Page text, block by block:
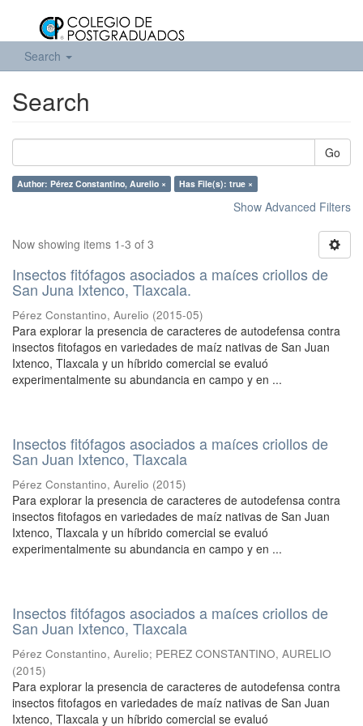
Search
Search
Go
Author: Pérez Constantino, Aurelio × Has File(s): true ×
Show Advanced Filters
Now showing items 1-3 of 3
Insectos fitófagos asociados a maíces criollos de
San Juna Ixtenco, Tlaxcala.
Pérez Constantino, Aurelio (2015-05)
Para explorar la presencia de caracteres de autodefensa contra
insectos fitofagos en variedades de maíz nativas de San Juan
Ixtenco, Tlaxcala y un híbrido comercial se evaluó
experimentalmente su abundancia en campo y en ...
Insectos fitófagos asociados a maíces criollos de
San Juan Ixtenco, Tlaxcala
Pérez Constantino, Aurelio (2015)
Para explorar la presencia de caracteres de autodefensa contra
insectos fitofagos en variedades de maíz nativas de San Juan
Ixtenco, Tlaxcala y un híbrido comercial se evaluó
experimentalmente su abundancia en campo y en ...
Insectos fitófagos asociados a maíces criollos de
San Juan Ixtenco, Tlaxcala
Pérez Constantino, Aurelio; PEREZ CONSTANTINO, AURELIO
(2015)
Para explorar la presencia de caracteres de autodefensa contra
insectos fitofagos en variedades de maíz nativas de San Juan
Ixtenco, Tlaxcala y un híbrido comercial se evaluó